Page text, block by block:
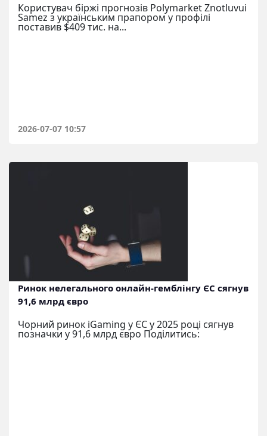
Користувач біржі прогнозів Polymarket Znotluvui
Samez з українським прапором у профілі
поставив $409 тис. на...
2026-07-07 10:57
Ринок нелегального онлайн-гемблінгу ЄС сягнув
91,6 млрд євро
Чорний ринок iGaming у ЄС у 2025 році сягнув
позначки у 91,6 млрд євро Поділитись: